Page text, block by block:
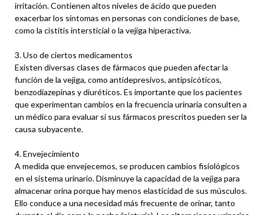
irritación. Contienen altos niveles de ácido que pueden
exacerbar los síntomas en personas con condiciones de base,
como la cistitis intersticial o la vejiga hiperactiva.
3. Uso de ciertos medicamentos
Existen diversas clases de fármacos que pueden afectar la
función de la vejiga, como antidepresivos, antipsicóticos,
benzodiazepinas y diuréticos. Es importante que los pacientes
que experimentan cambios en la frecuencia urinaria consulten a
un médico para evaluar si sus fármacos prescritos pueden ser la
causa subyacente.
4. Envejecimiento
A medida que envejecemos, se producen cambios fisiológicos
en el sistema urinario. Disminuye la capacidad de la vejiga para
almacenar orina porque hay menos elasticidad de sus músculos.
Ello conduce a una necesidad más frecuente de orinar, tanto